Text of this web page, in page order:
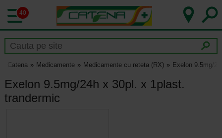
40
Catena Medicamente Medicamente cu reteta (RX) Exelon 9.5mg/
Exelon 9.5mg/24h x 30pl. x 1plast.
trandermic